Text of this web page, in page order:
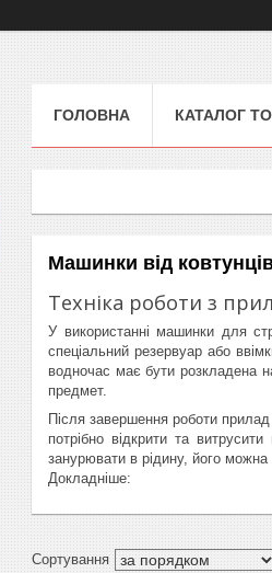
ГОЛОВНА КАТАЛОГ
Машинки від
Техніка роботи з
У використанні машинки для
спеціальний резервуар або
водночас має бути розкладена
предмет.
Після завершення роботи
потрібно відкрити та
занурювати в рідину, його
Докладніше: